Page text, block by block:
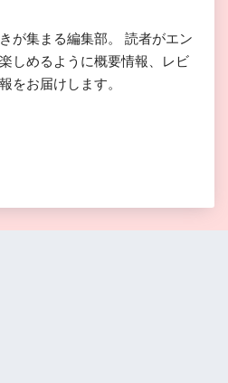
が集まる編集部。 読者がエン
しめるように概要情報、レビ
をお届けします。